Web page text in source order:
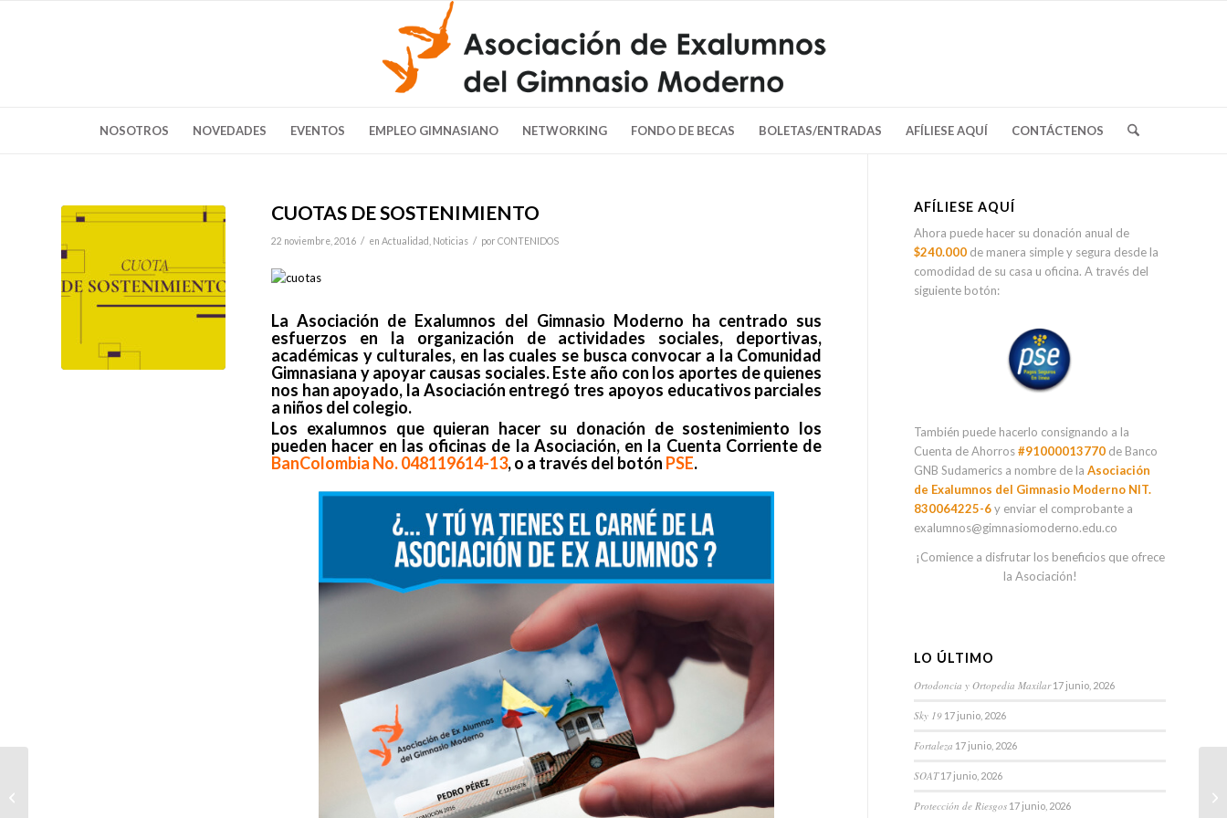
NOSOTROS NOVEDADES EVENTOS EMPLEO GIMNASIANO NETWORKING FONDO DE BECAS BOLETAS/ENTRADAS AFÍLIESE AQUÍ CONTÁCTENOS
CUOTAS DE SOSTENIMIENTO
22 noviembre, 2016 / en Actualidad Noticias / por CONTENIDOS
La Asociación de Exalumnos del Gimnasio Moderno ha centrado sus
esfuerzos en la organización de actividades sociales, deportivas,
académicas y culturales, en las cuales se busca convocar a la Comunidad
Gimnasiana y apoyar causas sociales. Este año con los aportes de quienes
nos han apoyado, la Asociación entregó tres apoyos educativos parciales
a niños del colegio.
Los exalumnos que quieran hacer su donación de sostenimiento los
pueden hacer en las oficinas de la Asociación, en la Cuenta Corriente de
BanColombia No. 048119614-13, o a través del botón PSE.
AFÍLIESE AQUÍ
Ahora puede hacer su donación anual de
$240.000 de manera simple y segura desde la
comodidad de su casa u oficina. A través del
siguiente botón:
También puede hacerlo consignando a la
Cuenta de Ahorros#91000013770 de Banco
GNB Sudamerics a nombre de laAsociación
de Exalumnos del Gimnasio Moderno NIT.
830064225-6y enviar el comprobante a
exalumnos@gimnasiomoderno.edu.co
¡Comience a disfrutar los beneficios que ofrece
la Asociación!
LO ÚLTIMO
Ortodoncia y Ortopedia Maxilar 17 junio, 2026
Sky 19 17 junio, 2026
Fortaleza 17 junio, 2026
SOAT 17 junio, 2026
Protección de Riesgos 17 junio, 2026